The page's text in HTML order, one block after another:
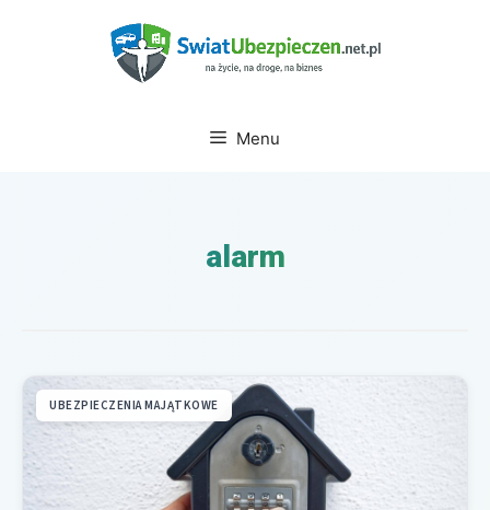
Menu
alarm
UBEZPIECZENIA MAJĄTKOWE